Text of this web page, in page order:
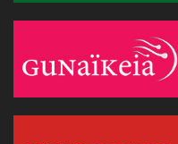
dans la diffusion
07 juillet 2026 - 20:56
Les Belges restent les
diagnostic médical par